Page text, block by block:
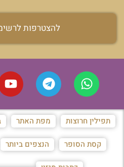
להצטרפות
תפילין חרוצות מפת האתר
קסת הסופר הנצפים ביותר